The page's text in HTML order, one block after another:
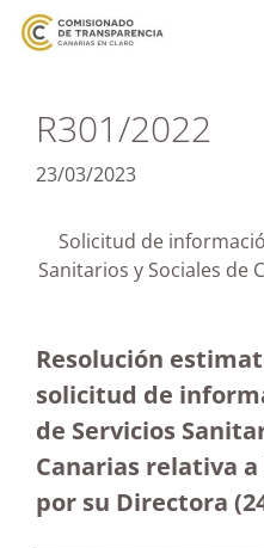
R301/2022
23/03/2023
Solicitud de
Sanitarios y Sociales de
Resolución
solicitud de
de Servicios
Canarias relativa
por su Directora